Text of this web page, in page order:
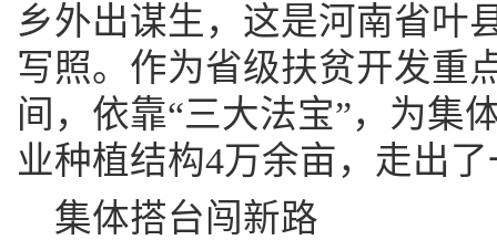
乡外出谋生，这是河南省叶
写照。作为省级扶贫开发重
间，依靠“三大法宝”，为集
业种植结构4万余亩，走出
集体搭台闯新路